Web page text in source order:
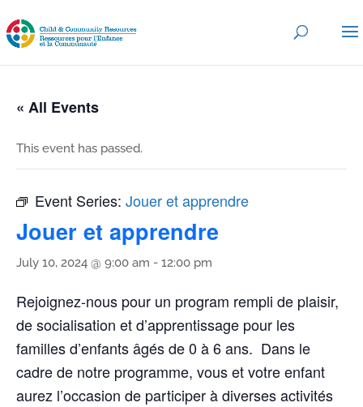
« All Events
This event has passed.
Event Series: Jouer et apprendre
Jouer et apprendre
July 10, 2024 @ 9:00 am - 12:00 pm
Rejoignez-nous pour un program rempli de plaisir,
de socialisation et d’apprentissage pour les
familles d’enfants âgés de 0 à 6 ans. Dans le
cadre de notre programme, vous et votre enfant
aurez l’occasion de participer à diverses activités